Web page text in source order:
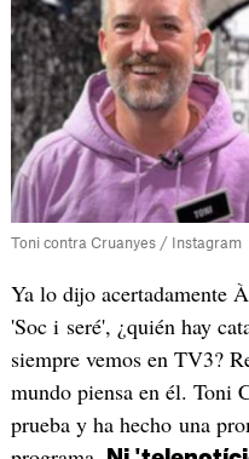
Toni contra Cruanyes / Instagram
Ya lo dijo acertadamente
'Soc i seré', ¿quién hay
siempre vemos en TV3?
mundo piensa en él. Toni
prueba y ha hecho una